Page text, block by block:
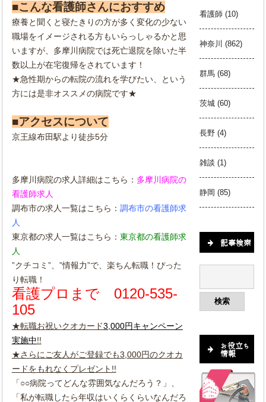
■こんな看護師さんにおすすめ
療養と聞くと寝たきりの方が多く変化の少ない
職場をイメージされる方もいらっしゃるかと思
いますが、多摩川病院では死亡退院を除いた半
数以上が在宅復帰をされています！
★急性期からの転院の流れを学びたい、という
方には是非オススメの病院です★
■アクセスについて
京王線布田駅より徒歩5分
多摩川病院の求人詳細はこちら： 多摩川病院の
看護師求人
調布市の求人一覧はこちら： 調布市の看護師求
人
東京都の求人一覧はこちら： 東京都の看護師求
人
”クチコミ”、”情報力”で、楽ちん転職！ぴった
り転職！
看護プロまで 0120-535-
105
★転職お祝いクオカード3,000円キャンペーン
実施中!!
★さらにご友人がご登録でも3,000円のクオカ
ードをもれなくプレゼント!!
「○○病院ってどんな雰囲気なんだろう？」、
「私が転職したら年収はいくらくらいなんだろ
看護師(10)
神奈川 (862)
群馬(68)
茨城(60)
長野(4)
雑談 (1)
静岡 (85)
記事検索
お役立ち
情報